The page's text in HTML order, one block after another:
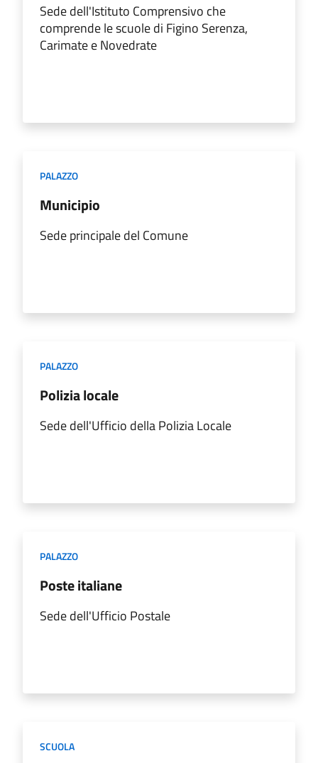
Sede dell'Istituto Comprensivo che
comprende le scuole di Figino Serenza,
Carimate e Novedrate
PALAZZO
Municipio
Sede principale del Comune
PALAZZO
Polizia locale
Sede dell'Ufficio della Polizia Locale
PALAZZO
Poste italiane
Sede dell'Ufficio Postale
SCUOLA